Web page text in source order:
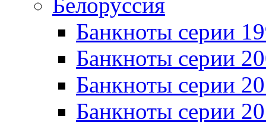
Банкноты серии
Банкноты серии
Банкноты серии
Банкноты серии